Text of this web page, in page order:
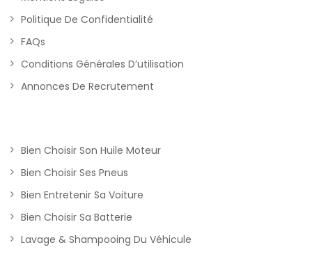
Politique De Confidentialité
FAQs
Conditions Générales D’utilisation
Annonces De Recrutement
Bien Choisir Son Huile Moteur
Bien Choisir Ses Pneus
Bien Entretenir Sa Voiture
Bien Choisir Sa Batterie
Lavage & Shampooing Du Véhicule